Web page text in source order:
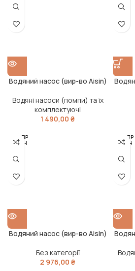
Водяний насос (вир-во Aisin)
Водяні насоси (помпи) та їх
комплектуючі
1 490,00 ₴
РОЗПР
ОДАН
Водяний насос (вир-во Aisin)
Без категорії
2 976,00 ₴
РОЗПР
ОДАН